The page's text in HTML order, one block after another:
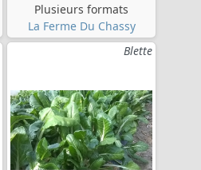
Plusieurs formats
La Ferme Du Chassy
Blette